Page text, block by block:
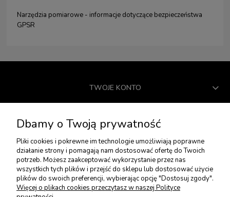
Narzędzia pomiarowe - informacje dotyczące bezpieczeństwa
GPSR
TWOJE KONTO
USŁUGI DODATKOWE
PŁATNOŚCI I DOSTAWA
ZWROTY I REKLAMACJE
Dbamy o Twoją prywatność
Pliki cookies i pokrewne im technologie umożliwiają poprawne
działanie strony i pomagają nam dostosować ofertę do Twoich
potrzeb. Możesz zaakceptować wykorzystanie przez nas
wszystkich tych plików i przejść do sklepu lub dostosować użycie
plików do swoich preferencji, wybierając opcję "Dostosuj zgody".
Więcej o plikach cookies przeczytasz w naszej Polityce